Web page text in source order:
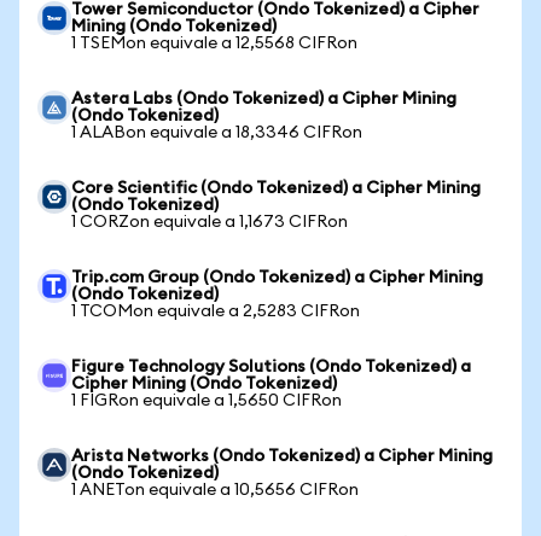
Tower Semiconductor (Ondo Tokenized) a Cipher
Mining (Ondo Tokenized)
1 TSEMon equivale a 12,5568 CIFRon
Astera Labs (Ondo Tokenized) a Cipher Mining
(Ondo Tokenized)
1 ALABon equivale a 18,3346 CIFRon
Core Scientific (Ondo Tokenized) a Cipher Mining
(Ondo Tokenized)
1 CORZon equivale a 1,1673 CIFRon
Trip.com Group (Ondo Tokenized) a Cipher Mining
(Ondo Tokenized)
1 TCOMon equivale a 2,5283 CIFRon
Figure Technology Solutions (Ondo Tokenized) a
Cipher Mining (Ondo Tokenized)
1 FIGRon equivale a 1,5650 CIFRon
Arista Networks (Ondo Tokenized) a Cipher Mining
(Ondo Tokenized)
1 ANETon equivale a 10,5656 CIFRon